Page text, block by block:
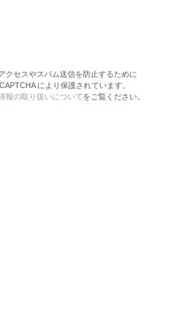
クセスやスパム送信を防止するために
により保護されています。
報の取り扱いについてをご覧ください。